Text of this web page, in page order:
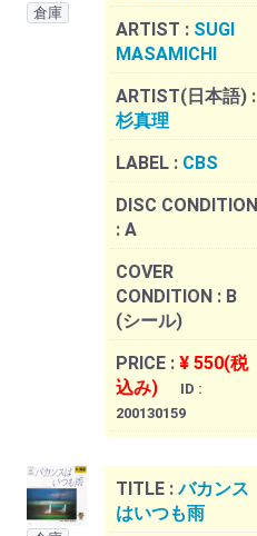
倉庫
ARTIST : SUGI
MASAMICHI
ARTIST(日本語) :
杉真理
LABEL : CBS
DISC CONDITION
: A
COVER
CONDITION : B
(シール)
PRICE : ¥ 550(税
込み)
ID :
200130159
TITLE :バカンス
はいつも雨